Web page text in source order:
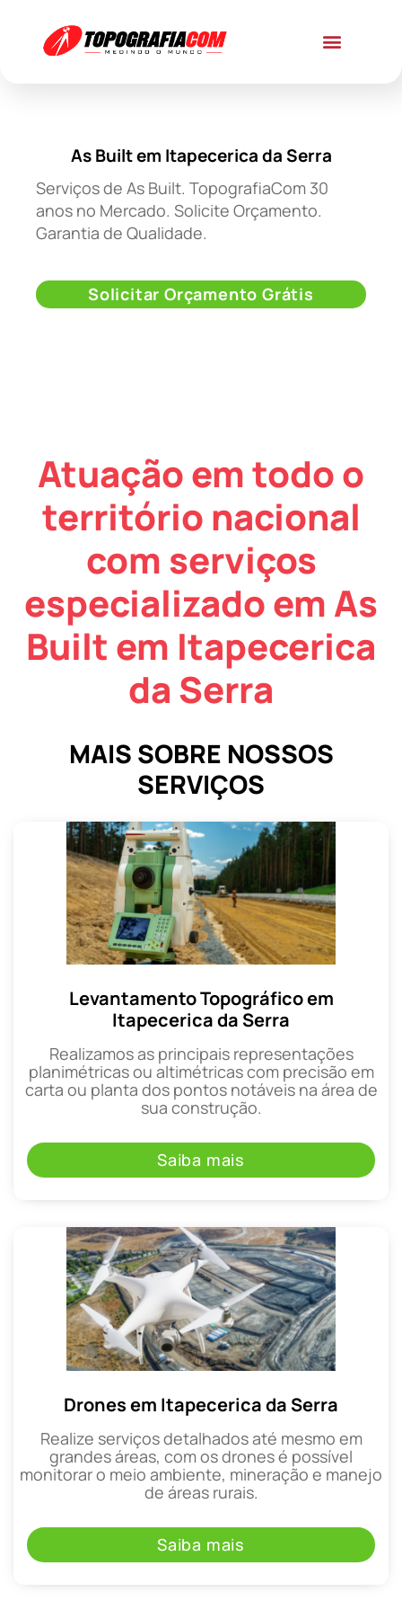
As Built em Itapecerica da Serra
Serviços de As Built. TopografiaCom 30
anos no Mercado. Solicite Orçamento.
Garantia de Qualidade.
Solicitar Orçamento Grátis
Atuação em todo o
território nacional
com serviços
especializado em As
Built em Itapecerica
da Serra
MAIS SOBRE NOSSOS
SERVIÇOS
Levantamento Topográfico em
Itapecerica da Serra
Realizamos as principais representações
planimétricas ou altimétricas com precisão em
carta ou planta dos pontos notáveis na área de
sua construção.
Saiba mais
Drones em Itapecerica da Serra
Realize serviços detalhados até mesmo em
grandes áreas, com os drones é possível
monitorar o meio ambiente, mineração e manejo
de áreas rurais.
Saiba mais